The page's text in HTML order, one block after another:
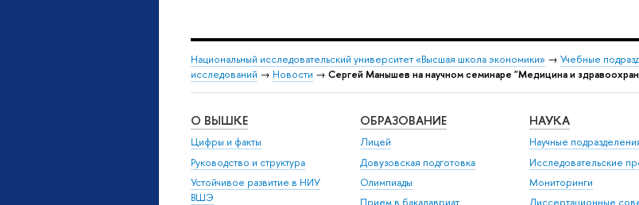
Национальный исследовательский университет «Высшая школа экономики» → Учебные
исследований → Новости → Сергей Манышев на научном семинаре "Медицина и
О ВЫШКЕ
Цифры и факты
Руководство и структура
Устойчивое развитие в НИУ
ВШЭ
ОБРАЗОВАНИЕ
Лицей
Довузовская подготовка
Олимпиады
НАУКА
Научные
Исследовательские
Мониторинги